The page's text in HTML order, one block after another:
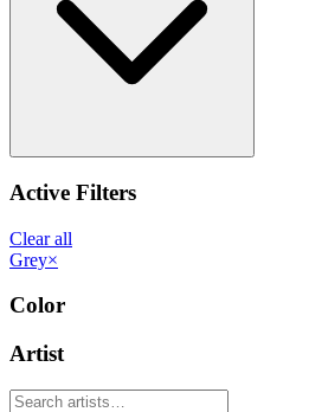
Active Filters
Clear all
Grey×
Color
Artist